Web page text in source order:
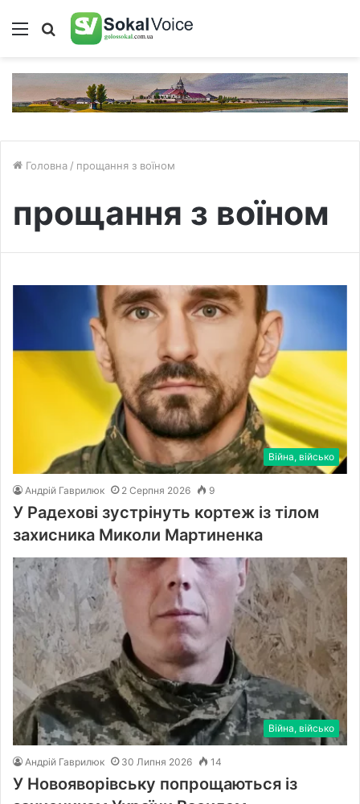
Меню Пошук
Головна / прощання з воїном
прощання з воїном
Війна, військо
Андрій Гаврилюк 2 Серпня 2026 9
У Радехові зустрінуть кортеж із тілом
захисника Миколи Мартиненка
Війна, військо
Андрій Гаврилюк 30 Липня 2026 14
У Новояворівську попрощаються із